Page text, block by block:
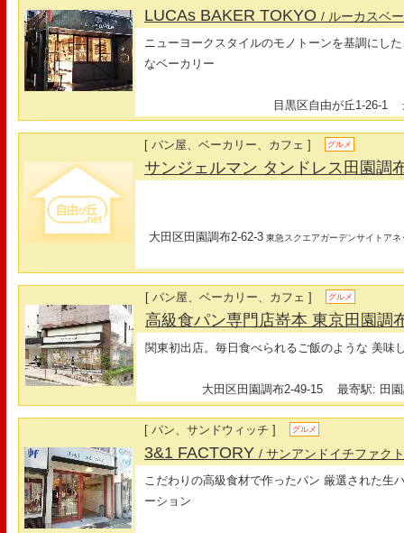
LUCAs BAKER TOKYO/ ルーカスベ
ニューヨークスタイルのモノトーンを基調にし
なベーカリー
目黒区自由が丘1-26-1
[ パン屋、ベーカリー、カフェ ] グルメ
サンジェルマン タンドレス田園調
大田区田園調布2-62-3 東急スクエアガーデンサイトアネ
[ パン屋、ベーカリー、カフェ ] グルメ
高級食パン専門店嵜本 東京田園調
関東初出店。毎日食べられるご飯のような 美味
大田区田園調布2-49-15 最寄駅: 田園
[ パン、サンドウィッチ ] グルメ
3&1 FACTORY/ サンアンドイチファク
こだわりの高級食材で作ったパン 厳選された生
ーション